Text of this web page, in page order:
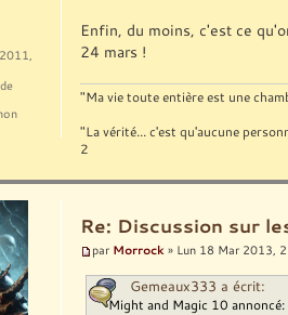
Enfin, du moins, c'est ce
24 mars !
"Ma vie toute entière est une
"La vérité... c'est qu'aucune
2
Re: Discussion sur
par Morrock » Lun 18 Mar 2013,
Gemeaux333 a écrit:
Might and Magic 10 annoncé: